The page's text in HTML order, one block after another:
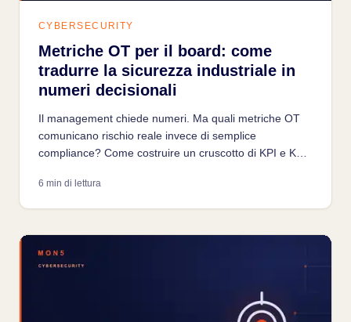
CYBERSECURITY
Metriche OT per il board: come
tradurre la sicurezza industriale in
numeri decisionali
Il management chiede numeri. Ma quali metriche OT
comunicano rischio reale invece di semplice
compliance? Come costruire un cruscotto di KPI e KRI
6 min di lettura